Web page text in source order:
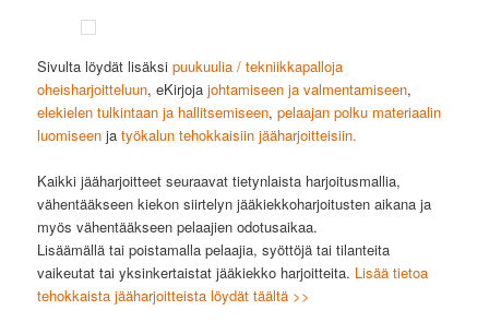
Sivulta löydät lisäksipuukuulia / tekniikkapalloja
oheisharjoitteluun, eKirjojajohtamiseen ja valmentamiseen,
elekielen tulkintaan ja hallitsemiseen,pelaajan polku materiaalin
luomiseen jatyökalun tehokkaisiin jääharjoitteisiin.
Kaikki jääharjoitteet seuraavat tietynlaista harjoitusmallia,
vähentääkseen kiekon siirtelyn jääkiekkoharjoitusten aikana ja
myös vähentääkseen pelaajien odotusaikaa.
Lisäämällä tai poistamalla pelaajia, syöttöjä tai tilanteita
vaikeutat tai yksinkertaistat jääkiekko harjoitteita. Lisää tietoa
tehokkaista jääharjoitteista löydät täältä >>